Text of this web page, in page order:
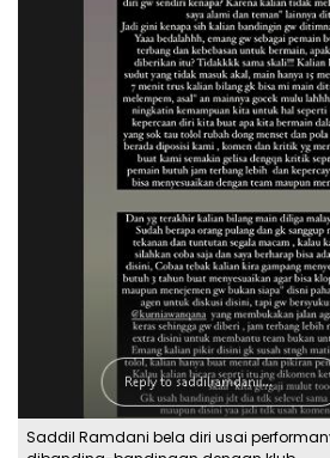
Saddil Ramdani bela diri usai